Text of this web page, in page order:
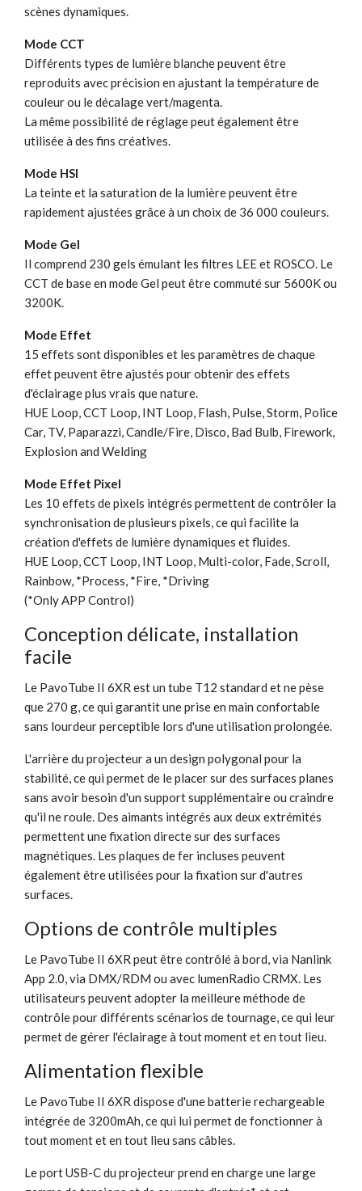
scènes dynamiques.
Mode CCT
Différents types de lumière blanche peuvent être
reproduits avec précision en ajustant la température de
couleur ou le décalage vert/magenta.
La même possibilité de réglage peut également être
utilisée à des fins créatives.
Mode HSI
La teinte et la saturation de la lumière peuvent être
rapidement ajustées grâce à un choix de 36 000 couleurs.
Mode Gel
Il comprend 230 gels émulant les filtres LEE et ROSCO. Le
CCT de base en mode Gel peut être commuté sur 5600K ou
3200K.
Mode Effet
15 effets sont disponibles et les paramètres de chaque
effet peuvent être ajustés pour obtenir des effets
d'éclairage plus vrais que nature.
HUE Loop, CCT Loop, INT Loop, Flash, Pulse, Storm, Police
Car, TV, Paparazzi, Candle/Fire, Disco, Bad Bulb, Firework,
Explosion and Welding
Mode Effet Pixel
Les 10 effets de pixels intégrés permettent de contrôler la
synchronisation de plusieurs pixels, ce qui facilite la
création d'effets de lumière dynamiques et fluides.
HUE Loop, CCT Loop, INT Loop, Multi-color, Fade, Scroll,
Rainbow, *Process, *Fire, *Driving
(*Only APP Control)
Conception délicate, installation
facile
Le PavoTube II 6XR est un tube T12 standard et ne pèse
que 270 g, ce qui garantit une prise en main confortable
sans lourdeur perceptible lors d'une utilisation prolongée.
L'arrière du projecteur a un design polygonal pour la
stabilité, ce qui permet de le placer sur des surfaces planes
sans avoir besoin d'un support supplémentaire ou craindre
qu'il ne roule. Des aimants intégrés aux deux extrémités
permettent une fixation directe sur des surfaces
magnétiques. Les plaques de fer incluses peuvent
également être utilisées pour la fixation sur d'autres
surfaces.
Options de contrôle multiples
Le PavoTube II 6XR peut être contrôlé à bord, via Nanlink
App 2.0, via DMX/RDM ou avec lumenRadio CRMX. Les
utilisateurs peuvent adopter la meilleure méthode de
contrôle pour différents scénarios de tournage, ce qui leur
permet de gérer l'éclairage à tout moment et en tout lieu.
Alimentation flexible
Le PavoTube II 6XR dispose d'une batterie rechargeable
intégrée de 3200mAh, ce qui lui permet de fonctionner à
tout moment et en tout lieu sans câbles.
Le port USB-C du projecteur prend en charge une large